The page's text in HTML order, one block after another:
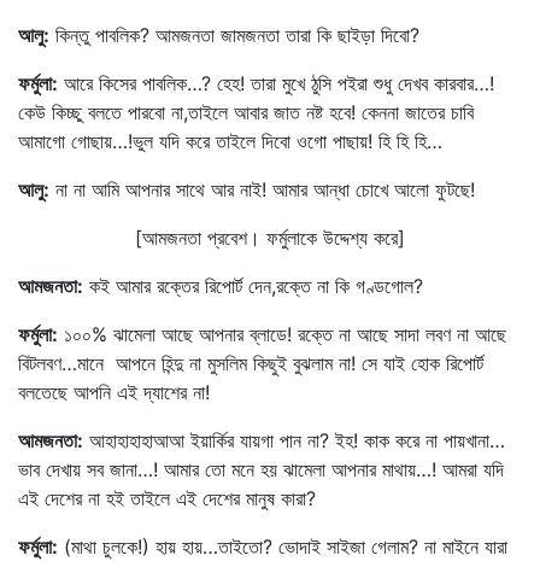
আলু: কিন্তু পাবলিক? আমজনতা জামজনতা তারা কি ছাইড়া দিবো?
ফর্মুলা: আরে কিসের পাবলিক…? হেহ! তারা মুখে ঠুসি পইরা শুধু দেখব কারবার…!
কেউ কিচ্ছু বলতে পারবো না,তাইলে আবার জাত নষ্ট হবে! কেননা জাতের চাবি
আমাগো গোছায়…!ভুল যদি করে তাইলে দিবো ওগো পাছায়! হি হি হি…
আলু: না না আমি আপনার সাথে আর নাই! আমার আন্ধা চোখে আলো ফুটছে!
[আমজনতা প্রবেশ। ফর্মুলাকে উদ্দেশ্য করে]
আমজনতা: কই আমার রক্তের রিপোর্ট দেন,রক্তে না কি গণ্ডগোল?
ফর্মুলা: ১০০% ঝামেলা আছে আপনার ব্লাডে! রক্তে না আছে সাদা লবণ না আছে
বিটলবণ…মানে আপনে হিন্দু না মুসলিম কিছুই বুঝলাম না! সে যাই হোক রিপোর্ট
বলতেছে আপনি এই দ্যাশের না!
আমজনতা: আহাহাহাহাআআ ইয়ার্কির যায়গা পান না? ইহ! কাক করে না পায়খানা…
ভাব দেখায় সব জানা…! আমার তো মনে হয় ঝামেলা আপনার মাথায়…! আমরা যদি
এই দেশের না হই তাইলে এই দেশের মানুষ কারা?
ফর্মুলা: (মাথা চুলকে!) হায় হায়…তাইতো? ভোদাই সাইজা গেলাম? না মাইনে যারা